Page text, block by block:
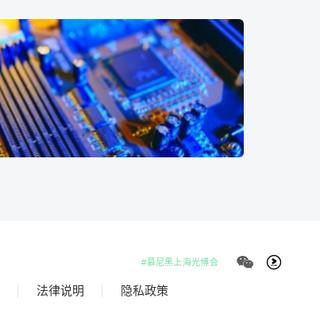
#慕尼黑上海光博会
法律说明 隐私政策